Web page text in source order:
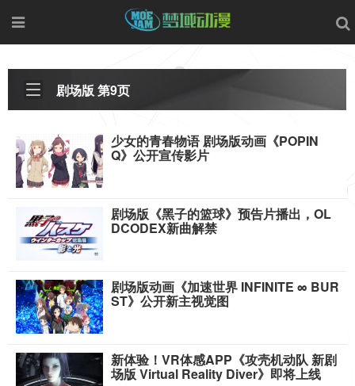
剧场版 第9页
少女的青春物语 剧场版动画《POPIN
Q》公开宣传影片
剧场版《黑子的篮球》预告片播出，OL
DCODEX新曲解禁
剧场版动画《加速世界 INFINITE ∞ BUR
ST》公开新主视觉图
新体验！VR体感APP《攻壳机动队 新剧
场版 Virtual Reality Diver》即将上线